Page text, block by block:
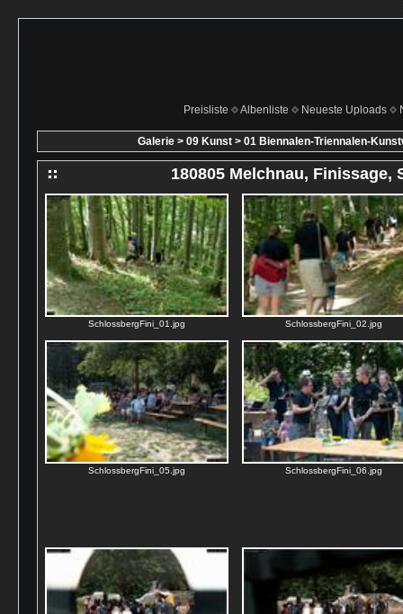
Preisliste Albenliste Neueste Uploads
Galerie> 09 Kunst> 01 Biennalen-Triennalen-
180805 Melchnau, Finissage,
SchlossbergFini_01.jpg SchlossbergFini_02.jpg
SchlossbergFini_05.jpg SchlossbergFini_06.jpg